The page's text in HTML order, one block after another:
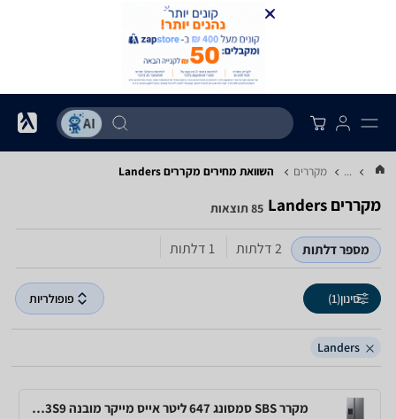
... מקררים השוואת מחירים מקררים ‏Landers
מקררים ‏Landers 85 תוצאות
מספר דלתות 2‏ דלתות 1‏ דלתות
סינון(1) פופולריות
Landers
מקרר ‏SBS סמסונג 647 ליטר אייס מייקר מובנה Samsung RS68DG5453S9